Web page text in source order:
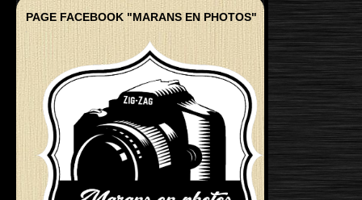
PAGE FACEBOOK "MARANS EN PHOTOS"